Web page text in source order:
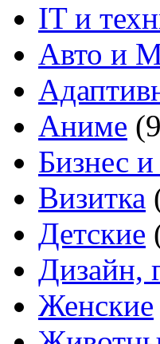
IT и
Авто и
Аниме
Бизнес
Визитка
Детские
Дизайн,
Женские